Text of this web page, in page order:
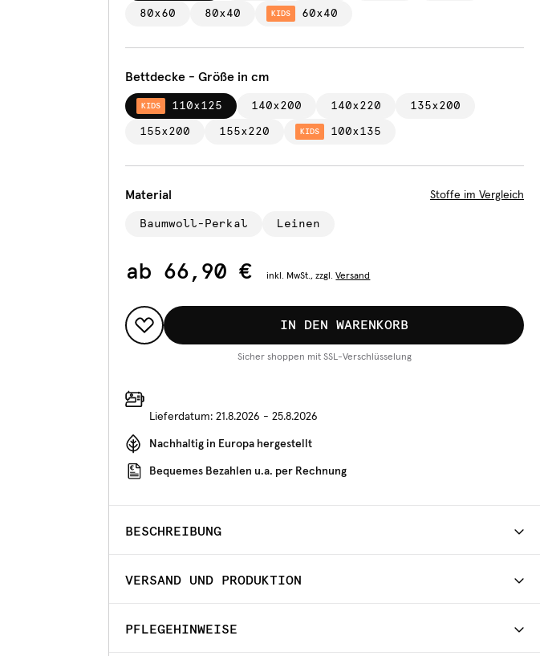
80x60 80x40 KIDS 60x40
Bettdecke - Größe in cm
KIDS 110x125 140x200 140x220 135x200
155x200 155x220 KIDS 100x135
Material Stoffe im Vergleich
Baumwoll-Perkal Leinen
ab 66,90 € inkl. MwSt., zzgl. Versand
IN DEN WARENKORB
Sicher shoppen mit SSL-Verschlüsselung
Lieferdatum: 21.8.2026 - 25.8.2026
Nachhaltig in Europa hergestellt
Bequemes Bezahlen u.a. per Rechnung
BESCHREIBUNG
VERSAND UND PRODUKTION
PFLEGEHINWEISE